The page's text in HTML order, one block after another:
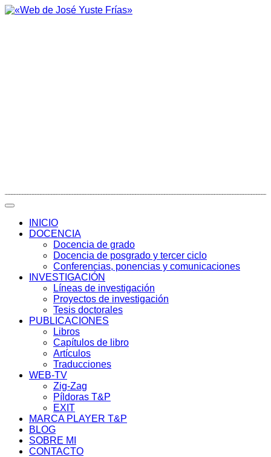
INICIO
DOCENCIA
Docencia de grado
Docencia de posgrado y tercer ciclo
Conferencias, ponencias y comunicaciones
INVESTIGACIÓN
Líneas de investigación
Proyectos de investigación
Tesis doctorales
PUBLICACIONES
Libros
Capítulos de libro
Artículos
Traducciones
WEB-TV
Zig-Zag
Píldoras T&P
EXIT
MARCA PLAYER T&P
BLOG
SOBRE MI
CONTACTO